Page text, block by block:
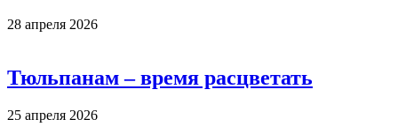
28 апреля 2026
Тюльпанам – время расцветать
25 апреля 2026